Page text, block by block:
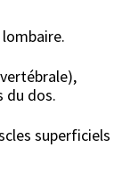
du dos.
superficiels